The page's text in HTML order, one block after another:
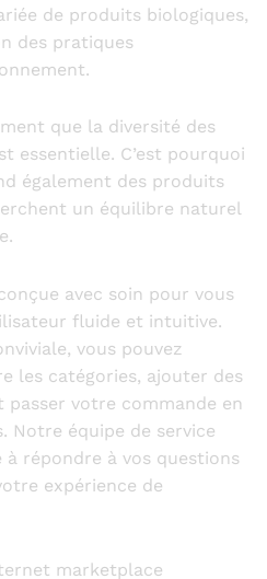
de produits biologiques,
des pratiques
que la diversité des
essentielle. C’est pourquoi
également des produits
un équilibre naturel
avec soin pour vous
fluide et intuitive.
vous pouvez
les catégories, ajouter des
votre commande en
Notre équipe de service
répondre à vos questions
expérience de
marketplace